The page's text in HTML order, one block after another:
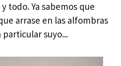
todo. Ya sabemos que
arrase en las alfombras
suyo...